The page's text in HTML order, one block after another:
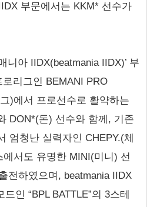
부문에서는 KKM* 선수가
니아 IIDX(beatmania IIDX)’ 부
리그인 BEMANI PRO
)에서 프로선수로 활약하는
DON*(돈) 선수와 함께, 기존
엄청난 실력자인 CHEPY.(체
서도 유명한 MINI(미니) 선
전하였으며, beatmania IIDX
인 “BPL BATTLE”의 3스테